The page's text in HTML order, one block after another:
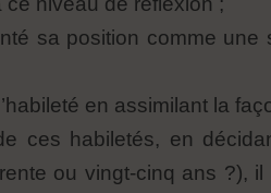
sa position comme une
en assimilant la
ces habiletés, en
ou vingt-cinq ans ?),